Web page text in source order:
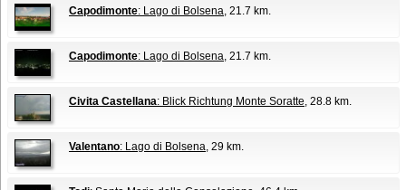
Capodimonte: Lago di Bolsena , 21.7 km.
Capodimonte: Lago di Bolsena , 21.7 km.
Civita Castellana: Blick Richtung Monte Soratte , 28.8 km.
Valentano: Lago di Bolsena , 29 km.